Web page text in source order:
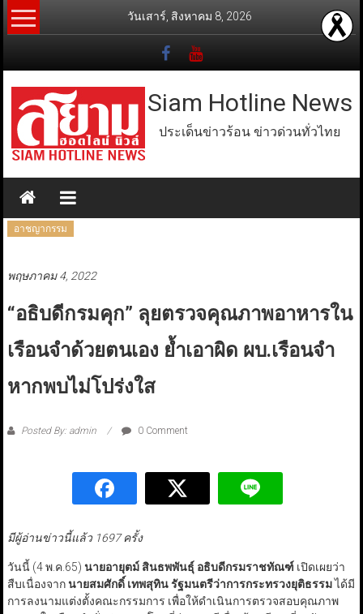
Skip
to
วันเสาร์, สิงหาคม 8, 2026
Siam Hotline News
ประเด็นข่าวร้อน ข่าวด่วนทั่วไทย
อาชญากรรม
พฤษภาคม 4, 2022
“อธิบดีกรมคุก” ลุยตรวจคุณภาพอาหารใน
เรือนจำด้วยตนเอง ย้ำเอาผิด ผบ.เรือนจำ
หากพบไม่โปร่งใส
Posted By: admin 0 Comment
มีผู้อ่านข่าวนี้แล้ว 1697 ครั้ง
วันนี้ (4 พ.ค.65) นายอายุตม์ สินธพพันธุ์ อธิบดีกรมราชทัณฑ์ เปิดเผยว่า
สืบเนื่องจากนายสมศักดิ์ เทพสุทินรัฐมนตรีว่าการกระทรวงยุติธรรมได้มี
การลงนามแต่งตั้งคณะกรรมการ เพื่อให้ดำเนินการตรวจสอบคุณภาพ